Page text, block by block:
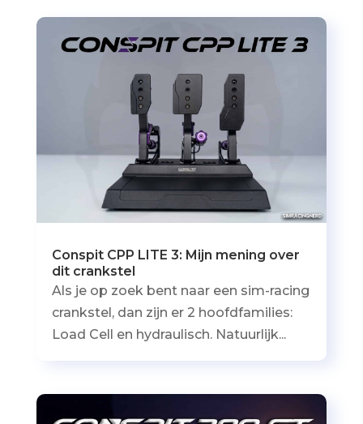
Conspit CPP LITE 3: Mijn mening over
dit crankstel
Als je op zoek bent naar een sim-racing
crankstel, dan zijn er 2 hoofdfamilies:
Load Cell en hydraulisch. Natuurlijk...